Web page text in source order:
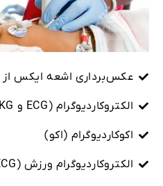
عکس‌برداری اشعه ایکس
الکتروکاردیوگرام (ECG و EKG)
اکوکاردیوگرام (اکو)
الکتروکاردیوگرام ورزش (ECG)